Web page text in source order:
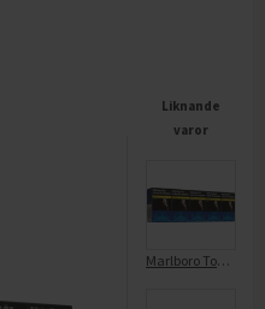
Liknande
varor
Marlboro Touch 10-Pack